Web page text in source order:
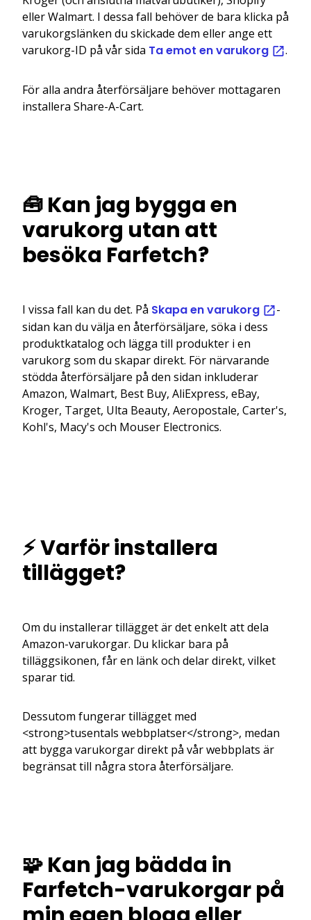
eller Walmart. I dessa fall behöver de bara klicka på
varukorgslänken du skickade dem eller ange ett
varukorg-ID på vår sida Ta emot en varukorg .
För alla andra återförsäljare behöver mottagaren
installera Share-A-Cart.
🧰 Kan jag bygga en
varukorg utan att
besöka Farfetch?
I vissa fall kan du det. På Skapa en varukorg
-
sidan kan du välja en återförsäljare, söka i dess
produktkatalog och lägga till produkter i en
varukorg som du skapar direkt. För närvarande
stödda återförsäljare på den sidan inkluderar
Amazon, Walmart, Best Buy, AliExpress, eBay,
Kroger, Target, Ulta Beauty, Aeropostale, Carter's,
Kohl's, Macy's och Mouser Electronics.
⚡ Varför installera
tillägget?
Om du installerar tillägget är det enkelt att dela
Amazon-varukorgar. Du klickar bara på
tilläggsikonen, får en länk och delar direkt, vilket
sparar tid.
Dessutom fungerar tillägget med
<strong>tusentals webbplatser</strong>, medan
att bygga varukorgar direkt på vår webbplats är
begränsat till några stora återförsäljare.
🧩 Kan jag bädda in
Farfetch-varukorgar på